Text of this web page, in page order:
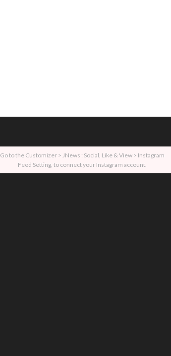
Go to the Customizer > JNews : Social, Like & View > Instagram
Feed Setting, to connect your Instagram account.